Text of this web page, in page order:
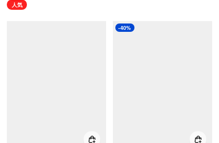
人気
-40%